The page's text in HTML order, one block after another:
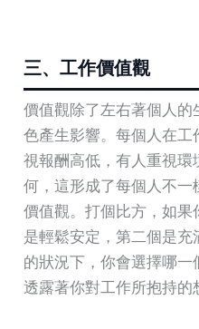
三、工作價值觀
價值觀除了左右著個人的
色產生影響。每個人在
視報酬高低，有人重視
何，這形成了每個人不
價值觀。打個比方，如
是輕鬆安定，第二個是
的狀況下，你會選擇哪
透露著你對工作所抱持的